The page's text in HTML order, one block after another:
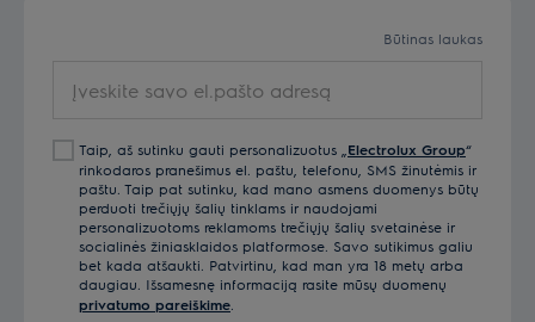
Būtinas laukas
Taip, aš sutinku gauti personalizuotus „ Electrolux Group“
rinkodaros pranešimus el. paštu, telefonu, SMS žinutėmis ir
paštu. Taip pat sutinku, kad mano asmens duomenys būtų
perduoti trečiųjų šalių tinklams ir naudojami
personalizuotoms reklamoms trečiųjų šalių svetainėse ir
socialinės žiniasklaidos platformose. Savo sutikimus galiu
bet kada atšaukti. Patvirtinu, kad man yra 18 metų arba
daugiau. Išsamesnę informaciją rasite mūsų duomenų
privatumo pareiškime